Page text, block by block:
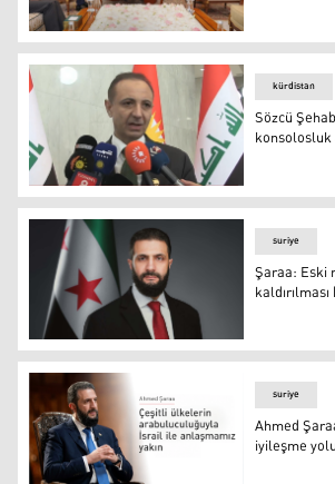
Ahmed Şaraa ve Mazlum Abdi
Sözcü Şehab: Suriye Erbil’de
kürdistan
Sözcü
konsolosluk
Ahmed Şaraa
suriye
Şaraa: Eski
suriye
Ahmed
iyileşme